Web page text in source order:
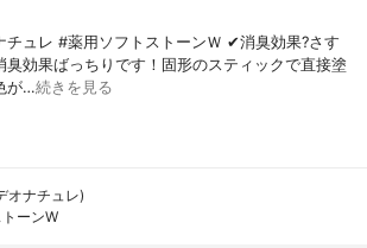
チュレ #薬用ソフトストーンＷ ✔消臭効果?さす
臭効果ばっちりです！固形のスティックで直接塗
が…続きを見る
オナチュレ)
ーンW